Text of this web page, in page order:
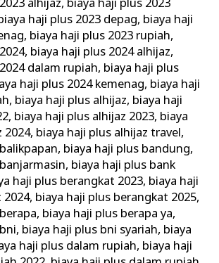
alhijaz, biaya haji plus 2023
haji plus 2023 depag, biaya haji
, biaya haji plus 2023 rupiah,
, biaya haji plus 2024 alhijaz,
dalam rupiah, biaya haji plus
haji plus 2024 kemenag, biaya haji
, biaya haji plus alhijaz, biaya haji
, biaya haji plus alhijaz 2023, biaya
2024, biaya haji plus alhijaz travel,
, biaya haji plus bandung,
, biaya haji plus bank
haji plus berangkat 2023, biaya haji
2024, biaya haji plus berangkat 2025,
, biaya haji plus berapa ya,
, biaya haji plus bni syariah, biaya
haji plus dalam rupiah, biaya haji